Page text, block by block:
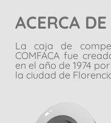
ACERCA
La caja de
COMFACA fue
en el año de 1974
la ciudad de